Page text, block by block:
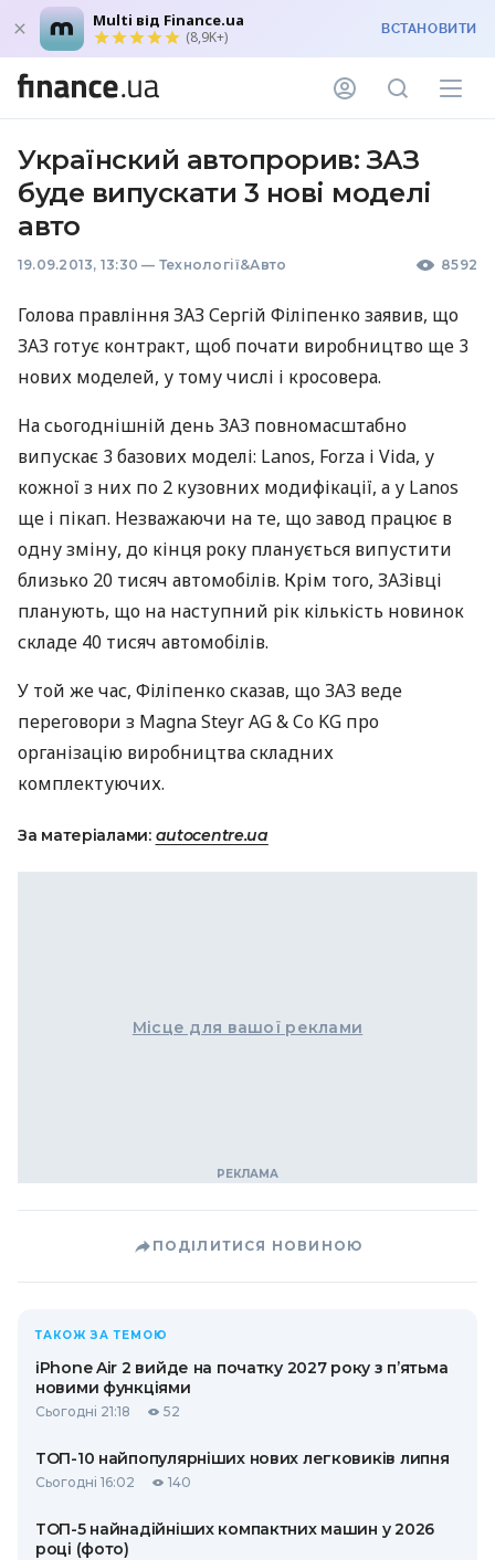
Multi від Finance.ua
(8,9K+) ВСТАНОВИТИ
Українский автопрорив: ЗАЗ
буде випускати 3 нові моделі
авто
19.09.2013, 13:30 — Технології&Авто 8592
Голова правлінняЗАЗСергій Філіпенко заявив, що
ЗАЗ готує контракт, щоб почати виробництво ще 3
нових моделей, у тому числі і кросовера.
На сьогоднішній день ЗАЗ повномасштабно
випускає 3 базових моделі: Lanos, Forza і Vida, у
кожної з них по 2 кузовних модифікації, а у Lanos
ще і пікап. Незважаючи на те, що завод працює в
одну зміну, до кінця року планується випустити
близько 20 тисяч автомобілів. Крім того, ЗАЗівці
планують, що на наступний рік кількість новинок
складе 40 тисяч автомобілів.
У той же час, Філіпенко сказав, щоЗАЗ веде
переговори з Magna Steyr AG & Co KG про
організацію виробництва складних
комплектуючих.
За матеріалами: autocentre.ua
Місце для вашої реклами
ПОДІЛИТИСЯ НОВИНОЮ
ТАКОЖ ЗА ТЕМОЮ
iPhone Air 2 вийде на початку 2027 року з п’ятьма
новими функціями
Сьогодні 21:18 52
ТОП-10 найпопулярніших нових легковиків липня
Сьогодні 16:02 140
ТОП-5 найнадійніших компактних машин у 2026
році (фото)